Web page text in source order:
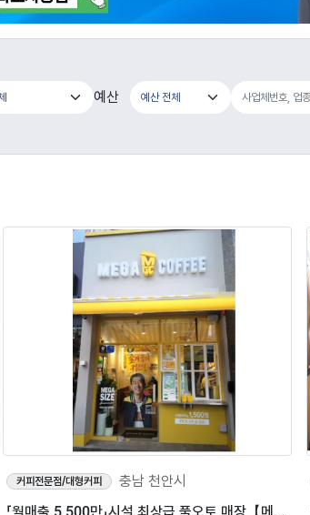
예산
커피전문점/대형커피
충남 천안시